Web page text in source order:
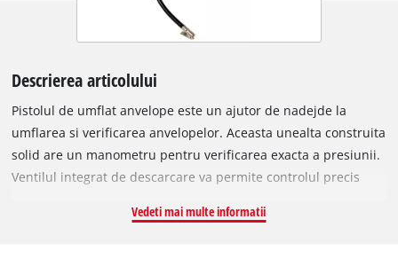
Descrierea articolului
Pistolul de umflat anvelope este un ajutor de nadejde la
umflarea si verificarea anvelopelor. Aceasta unealta construita
solid are un manometru pentru verificarea exacta a presiunii.
Ventilul integrat de descarcare va permite controlul precis
pana la nivelul dorit.
Vedeti mai multe informatii